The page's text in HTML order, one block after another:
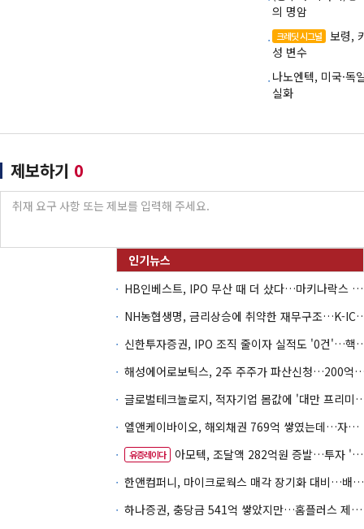
의 명암
크레딧 시그널
보령,
성 변수
나노엔텍, 미국·
실화
제보하기 0
HB인베스트, IPO 무산 때 더 샀다…마키나락스 투자 2.7배 회수
NH농협생명, 금리상승에 취
신한투자증권, IPO 조직 줄
해성에어로보틱스, 2주 주주가 파산
글로벌테크놀로지, 적자기업 몸값
엘앤케이바이오, 해외채권 769억 쌓였는데…자회사 4곳 자본잠식
유증레이다
아모텍, 조달액 282억원 증발…투자 '속도 조절' 불가피
한앤컴퍼니, 마이크로웍스 매각 장기화 대비…배당 회수판 깔았다
하나증권, 충당금 541억 쌓았지만…홈플러스 제재는 추가 비용 불씨